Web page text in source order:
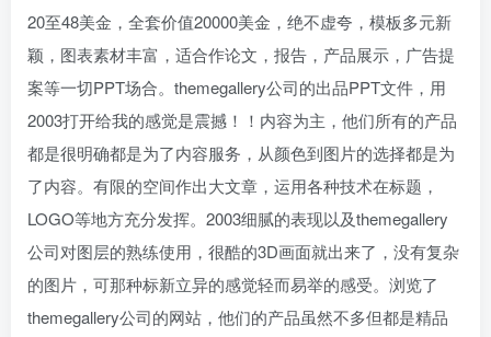
20至48美金，全套价值20000美金，绝不虚夸，模板多元新
颖，图表素材丰富，适合作论文，报告，产品展示，广告提
案等一切PPT场合。themegallery公司的出品PPT文件，用
2003打开给我的感觉是震撼！！内容为主，他们所有的产品
都是很明确都是为了内容服务，从颜色到图片的选择都是为
了内容。有限的空间作出大文章，运用各种技术在标题，
LOGO等地方充分发挥。2003细腻的表现以及themegallery
公司对图层的熟练使用，很酷的3D画面就出来了，没有复杂
的图片，可那种标新立异的感觉轻而易举的感受。浏览了
themegallery公司的网站，他们的产品虽然不多但都是精品